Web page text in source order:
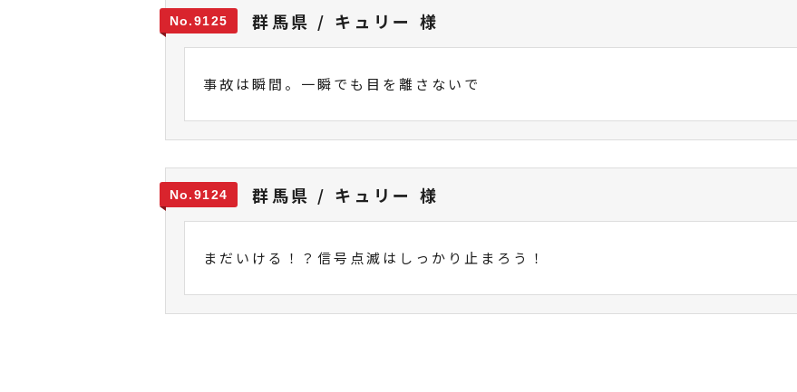
9125 群馬県 / キュリー 様
事故は瞬間。一瞬でも目を離さないで
9124 群馬県 / キュリー 様
まだいける！？信号点滅はしっかり止まろう！